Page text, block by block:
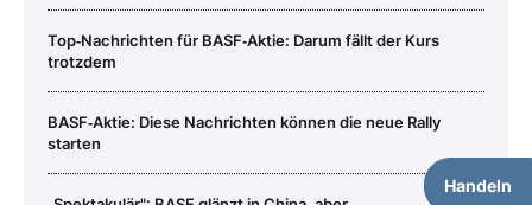
Handeln
Top‑Nachrichten für BASF‑Aktie: Darum fällt der Kurs
trotzdem
BASF‑Aktie: Diese Nachrichten können die neue Rally
starten